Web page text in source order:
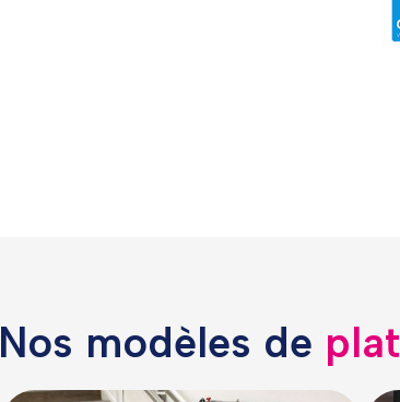
Nos modèles de